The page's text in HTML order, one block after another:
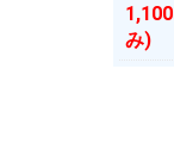
み)